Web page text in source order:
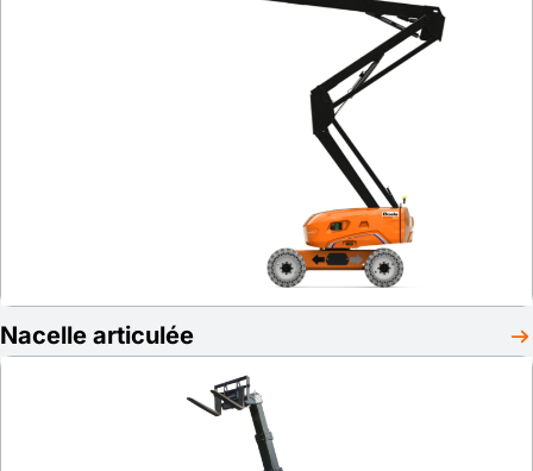
Nacelle articulée